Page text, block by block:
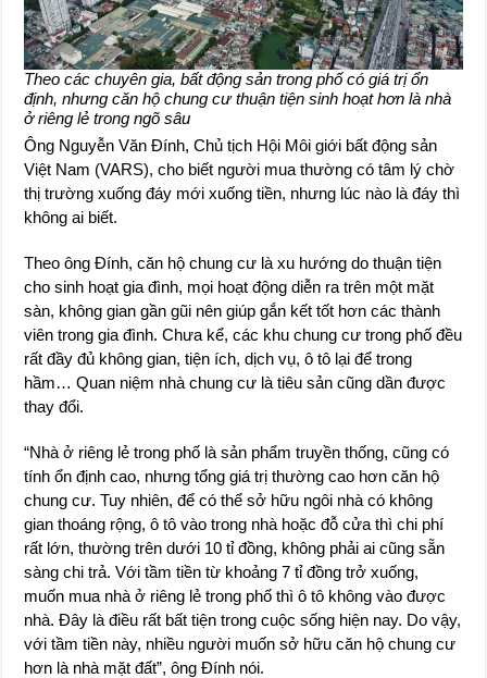
Theo các chuyên gia, bất động sản trong phố có giá trị ổn
định, nhưng căn hộ chung cư thuận tiện sinh hoạt hơn là nhà
ở riêng lẻ trong ngõ sâu
Ông Nguyễn Văn Đính, Chủ tịch Hội Môi giới bất động sản
Việt Nam (VARS), cho biết người mua thường có tâm lý chờ
thị trường xuống đáy mới xuống tiền, nhưng lúc nào là đáy thì
không ai biết.
Theo ông Đính, căn hộ chung cư là xu hướng do thuận tiện
cho sinh hoạt gia đình, mọi hoạt động diễn ra trên một mặt
sàn, không gian gần gũi nên giúp gắn kết tốt hơn các thành
viên trong gia đình. Chưa kể, các khu chung cư trong phố đều
rất đầy đủ không gian, tiện ích, dịch vụ, ô tô lại để trong
hầm… Quan niệm nhà chung cư là tiêu sản cũng dần được
thay đổi.
“Nhà ở riêng lẻ trong phố là sản phẩm truyền thống, cũng có
tính ổn định cao, nhưng tổng giá trị thường cao hơn căn hộ
chung cư. Tuy nhiên, để có thể sở hữu ngôi nhà có không
gian thoáng rộng, ô tô vào trong nhà hoặc đỗ cửa thì chi phí
rất lớn, thường trên dưới 10 tỉ đồng, không phải ai cũng sẵn
sàng chi trả. Với tầm tiền từ khoảng 7 tỉ đồng trở xuống,
muốn mua nhà ở riêng lẻ trong phố thì ô tô không vào được
nhà. Đây là điều rất bất tiện trong cuộc sống hiện nay. Do vậy,
với tầm tiền này, nhiều người muốn sở hữu căn hộ chung cư
hơn là nhà mặt đất”, ông Đính nói.